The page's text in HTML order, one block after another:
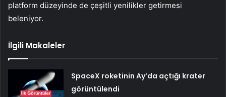
platform düzeyinde de çeşitli yenilikler getirmesi
beleniyor.
İlgili Makaleler
SpaceX roketinin Ay’da açtığı krater
görüntülendi